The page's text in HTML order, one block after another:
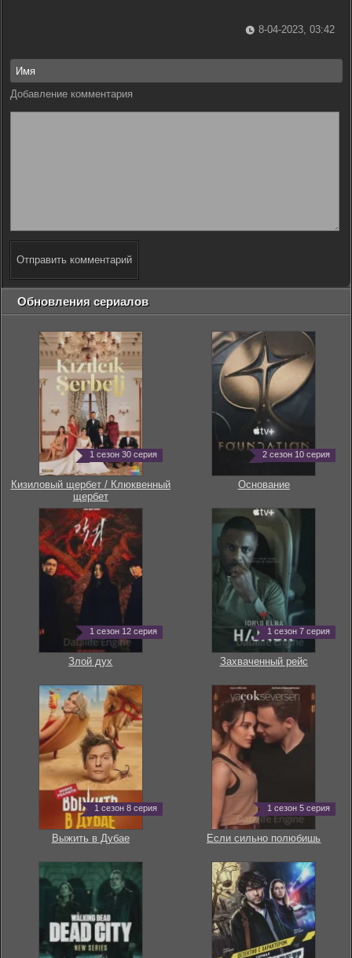
8-04-2023, 03:42
Добавление комментария
Отправить комментарий
Обновления сериалов
1 сезон 30 серия
Кизиловый щербет / Клюквенный
щербет
2 сезон 10 серия
Основание
1 сезон 12 серия
Злой дух
1 сезон 7 серия
Захваченный рейс
1 сезон 8 серия
Выжить в Дубае
1 сезон 5 серия
Если сильно полюбишь